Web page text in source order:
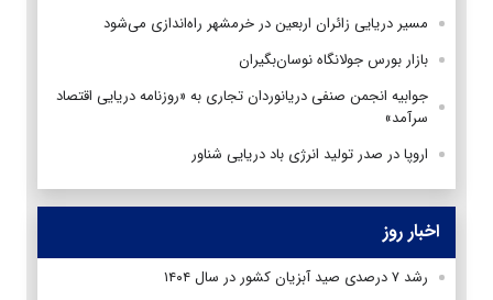
مسیر دریایی زائران اربعین در خرمشهر راه‌اندازی می‌شود
بازار بورس جولانگاه نوسان‌بگیران
جوابیه انجمن صنفی دریانوردان تجاری به «روزنامه دریایی اقتصاد
سرآمد»
اروپا در صدر تولید انرژی باد دریایی شناور
اخبار روز
رشد ۷ درصدی صید آبزیان کشور در سال ۱۴۰۴